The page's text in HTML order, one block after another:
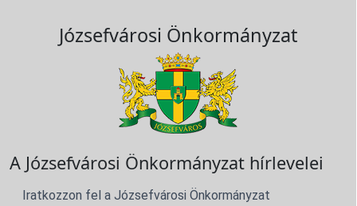
Józsefvárosi Önkormányzat
A Józsefvárosi Önkormányzat hírlevelei
Iratkozzon fel a Józsefvárosi Önkormányzat